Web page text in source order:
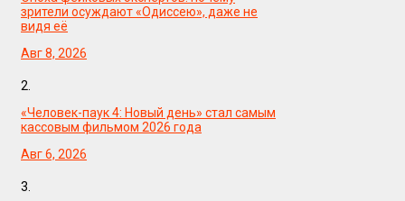
зрители осуждают «Одиссею», даже не
видя её
Авг 8, 2026
2.
«Человек-паук 4: Новый день» стал самым
кассовым фильмом 2026 года
Авг 6, 2026
3.